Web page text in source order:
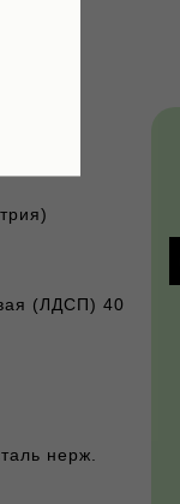
(ЛДСП) 40
нерж.